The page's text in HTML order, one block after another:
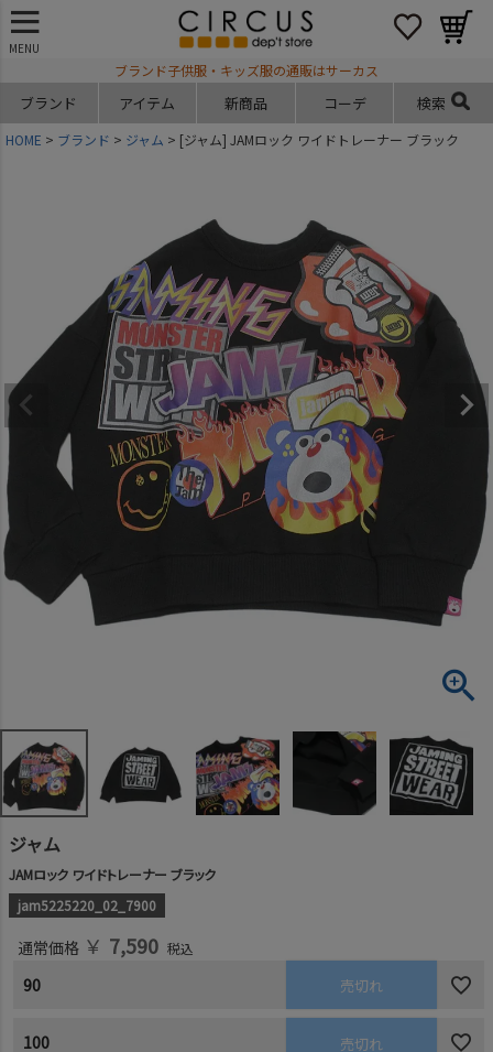
MENU
ブランド子供服・キッズ服の通販はサーカス
ブランド アイテム 新商品 コーデ 検索
HOME ブランド ジャム [ジャム] JAMロック ワイドトレーナー ブラック
ジャム
JAMロック ワイドトレーナー ブラック
jam5225220_02_7900
通常価格 ￥ 7,590 税込
90 売切れ
100 売切れ